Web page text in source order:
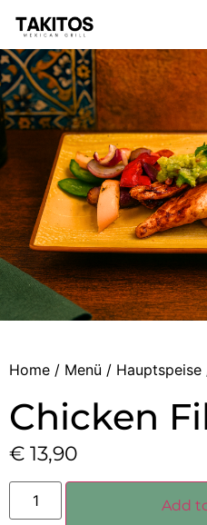
Home / Menü / Hauptspeise
Chicken
€ 13,90
Add